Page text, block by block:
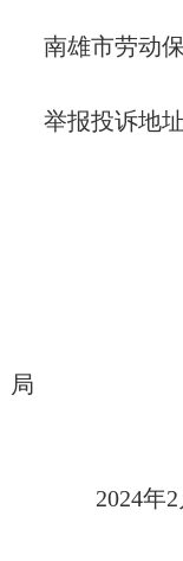
南雄市劳动
举报投诉地
南雄市
局
2024年2